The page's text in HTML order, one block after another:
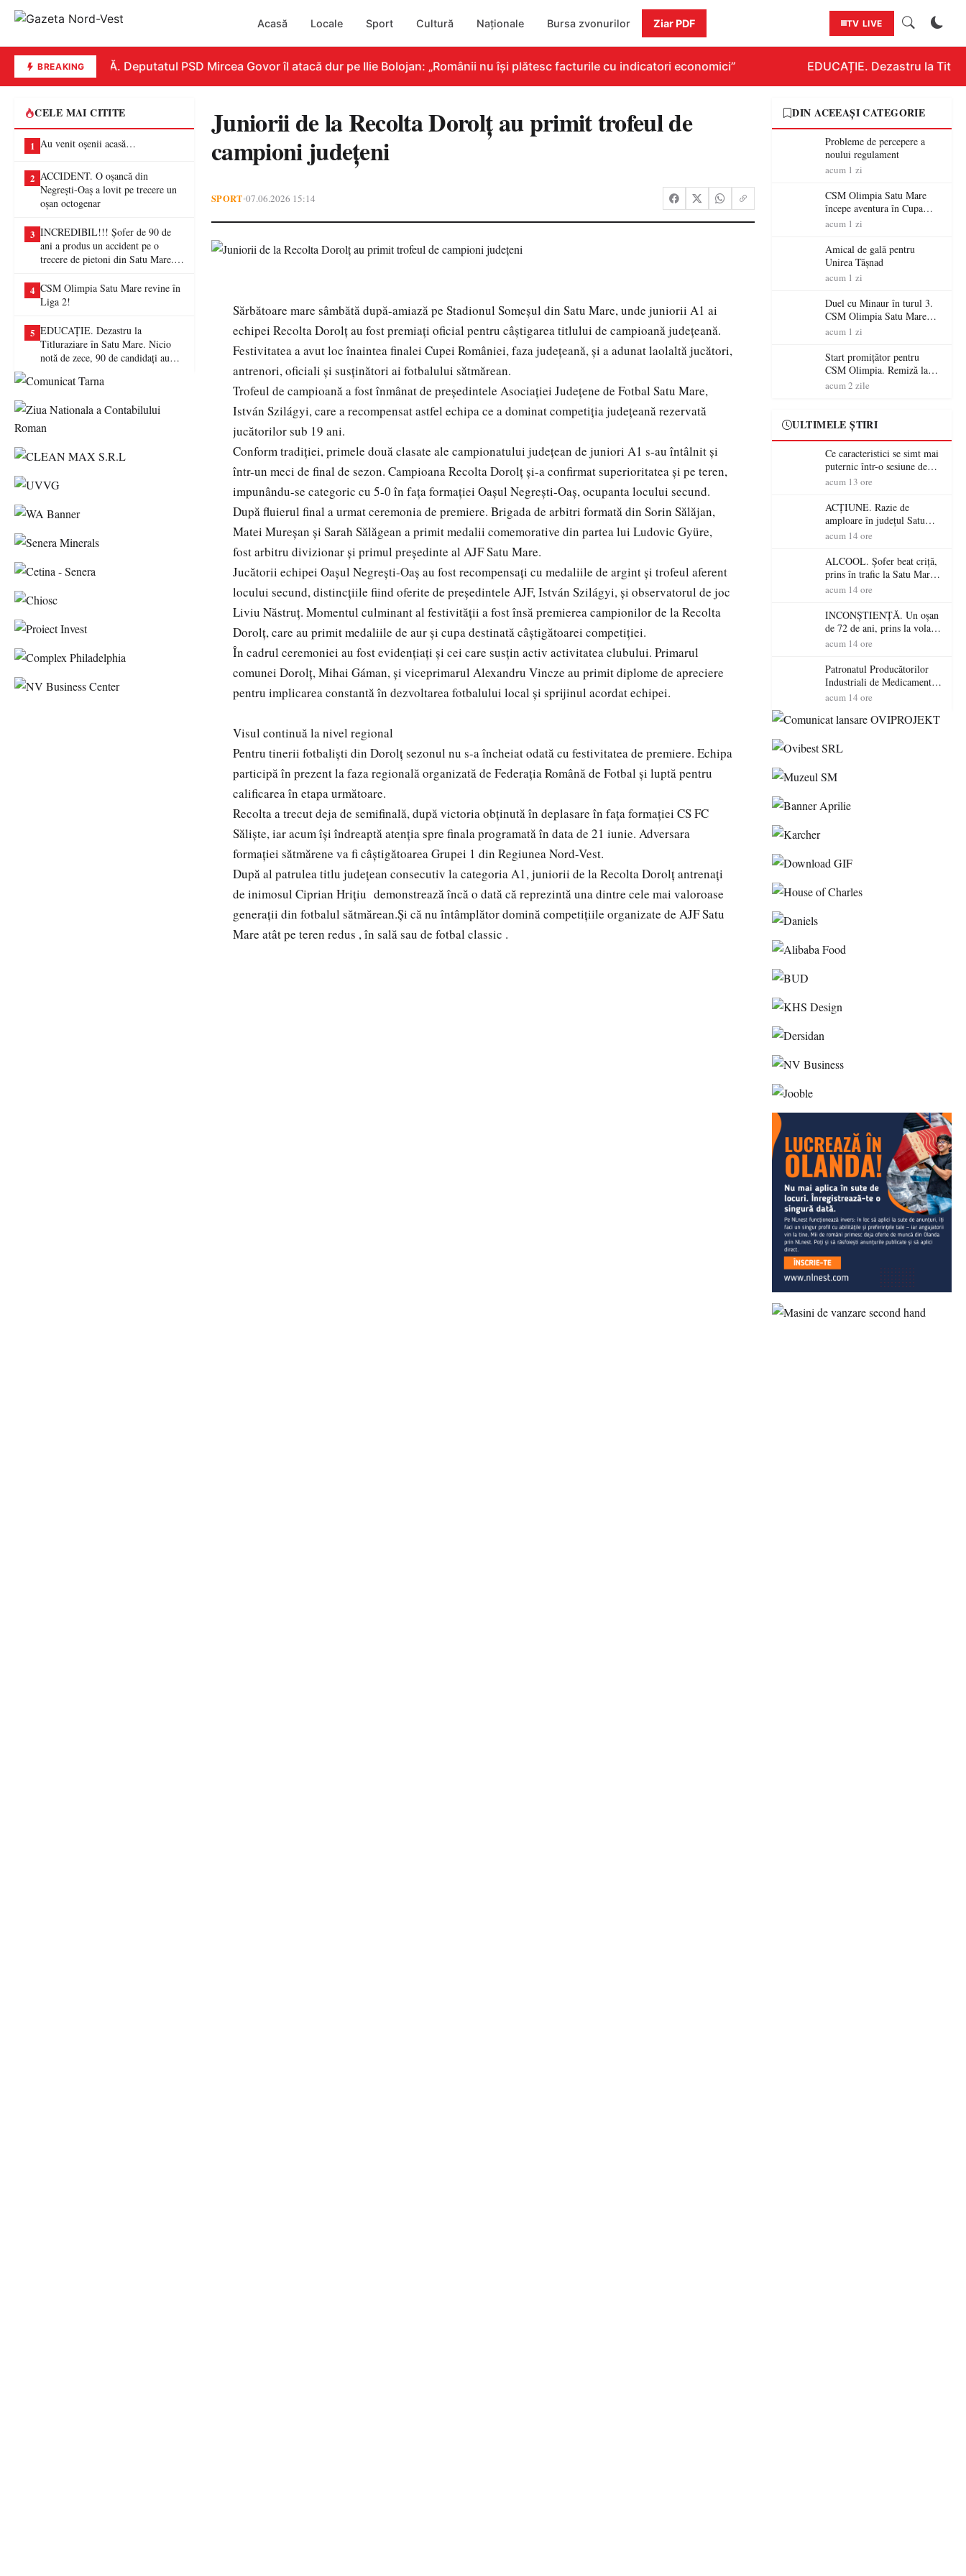
Acasă Locale Sport Cultură Naționale Bursa zvonurilor Ziar PDF TV LIVE
BREAKING
REPLICĂ. Deputatul PSD Mircea Govor îl atacă dur pe Ilie Bolojan: „Românii nu își plătesc facturile cu indicatori economici” EDUCAȚIE. Dezastru la
CELE MAI CITITE
1 Au venit oșenii acasă…
2 ACCIDENT. O oșancă din
Negrești-Oaș a lovit pe trecere un
oșan octogenar
3 INCREDIBIL!!! Șofer de 90 de
ani a produs un accident pe o
trecere de pietoni din Satu Mare. O
4 CSM Olimpia Satu Mare revine în
Liga 2!
5 EDUCAȚIE. Dezastru la
Titluraziare în Satu Mare. Nicio
notă de zece, 90 de candidați au
Juniorii de la Recolta Dorolț au primit trofeul de
campioni județeni
SPORT•07.06.2026 15:14
Sărbătoare mare sâmbătă după-amiază pe Stadionul Someșul din Satu Mare, unde juniorii A1 ai
echipei Recolta Dorolț au fost premiați oficial pentru câștigarea titlului de campioană județeană.
Festivitatea a avut loc înaintea finalei Cupei României, faza județeană, și a adunat laolaltă jucători,
antrenori, oficiali și susținători ai fotbalului sătmărean.
Trofeul de campioană a fost înmânat de președintele Asociației Județene de Fotbal Satu Mare,
István Szilágyi, care a recompensat astfel echipa ce a dominat competiția județeană rezervată
jucătorilor sub 19 ani.
Conform tradiției, primele două clasate ale campionatului județean de juniori A1 s-au întâlnit și
într-un meci de final de sezon. Campioana Recolta Dorolț și-a confirmat superioritatea și pe teren,
impunându-se categoric cu 5-0 în fața formației Oașul Negrești-Oaș, ocupanta locului secund.
După fluierul final a urmat ceremonia de premiere. Brigada de arbitri formată din Sorin Sălăjan,
Matei Mureșan și Sarah Sălăgean a primit medalii comemorative din partea lui Ludovic Gyüre,
fost arbitru divizionar și primul președinte al AJF Satu Mare.
Jucătorii echipei Oașul Negrești-Oaș au fost recompensați cu medaliile de argint și trofeul aferent
locului secund, distincțiile fiind oferite de președintele AJF, István Szilágyi, și observatorul de joc
Liviu Năstruț. Momentul culminant al festivității a fost însă premierea campionilor de la Recolta
Dorolț, care au primit medaliile de aur și cupa destinată câștigătoarei competiției.
În cadrul ceremoniei au fost evidențiați și cei care susțin activ activitatea clubului. Primarul
comunei Dorolț, Mihai Gáman, și viceprimarul Alexandru Vincze au primit diplome de apreciere
pentru implicarea constantă în dezvoltarea fotbalului local și sprijinul acordat echipei.
Visul continuă la nivel regional
Pentru tinerii fotbaliști din Dorolț sezonul nu s-a încheiat odată cu festivitatea de premiere. Echipa
participă în prezent la faza regională organizată de Federația Română de Fotbal și luptă pentru
calificarea în etapa următoare.
Recolta a trecut deja de semifinală, după victoria obținută în deplasare în fața formației CS FC
Săliște, iar acum își îndreaptă atenția spre finala programată în data de 21 iunie. Adversara
formației sătmărene va fi câștigătoarea Grupei 1 din Regiunea Nord-Vest.
După al patrulea titlu județean consecutiv la categoria A1, juniorii de la Recolta Dorolț antrenați
de inimosul Ciprian Hrițiu demonstrează încă o dată că reprezintă una dintre cele mai valoroase
generații din fotbalul sătmărean.Și că nu întâmplător domină competițiile organizate de AJF Satu
Mare atât pe teren redus , în sală sau de fotbal classic .
DIN ACEEAȘI CATEGORIE
Probleme de percepere a
noului regulament
acum 1 zi
CSM Olimpia Satu Mare
începe aventura în Cupa
României la Baia Mare
acum 1 zi
Amical de gală pentru
Unirea Tășnad
acum 1 zi
Duel cu Minaur în turul 3.
CSM Olimpia Satu Mare
începe aventura în Cupa
acum 1 zi
Start promițător pentru
CSM Olimpia. Remiză la
Dumbrăvița în debutul
acum 2 zile
ULTIMELE ȘTIRI
Ce caracteristici se simt mai
puternic într-o sesiune de
distracție la sloturi online:
RTP?
acum 13 ore
ACȚIUNE. Razie de
amploare în județul Satu
Mare! Polițiștii au dat sute
șoferi fără permis într-o
singură zi
acum 14 ore
ALCOOL. Șofer beat criță,
prins în trafic la Satu Mare!
Alcoolemie uriașă
acum 14 ore
INCONȘTIENȚĂ. Un oșan
de 72 de ani, prins la volan
fără permis! Polițiștii l-au
acum 14 ore
Patronatul Producătorilor
Industriali de Medicamente
din România (PRIMER):
energie electrică a fabricilor
pericol accesul pacienților la
acum 14 ore